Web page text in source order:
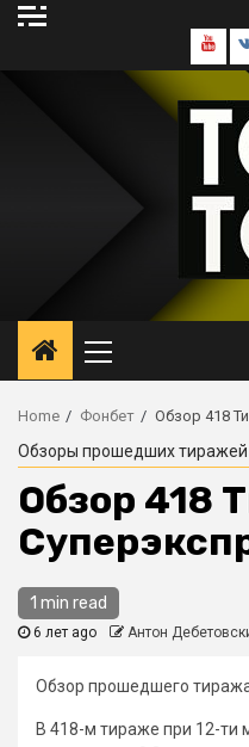
Skip
Menu
Home Фонбет Обзор 418
Обзоры прошедших тиражей
Обзор 418
1 min read
6 лет ago Антон
Обзор прошедшего
В 418-м тираже при 12-ти